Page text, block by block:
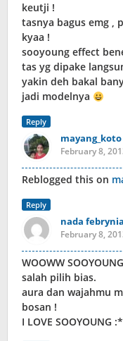
keutji !
tasnya bagus emg ,
kyaa !
sooyoung effect
tas yg dipake
yakin deh bakal
jadi modelnya
Reply
mayang_koto
February 8,
Reblogged this on
Reply
nada
February 8,
WOOWW
salah pilih bias.
aura dan wajahmu
bosan !
I LOVE SOOYOUNG :*